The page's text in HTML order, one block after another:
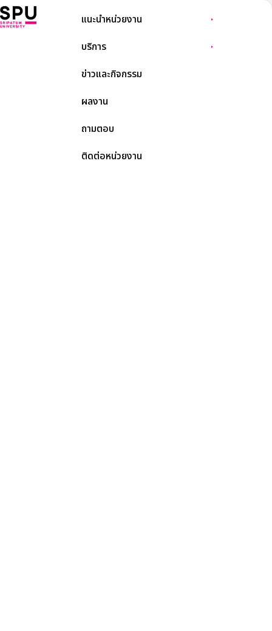
แนะนำหน่วยงาน
บริการ
ข่าวและกิจกรรม
ผลงาน
ถามตอบ
ติดต่อหน่วยงาน